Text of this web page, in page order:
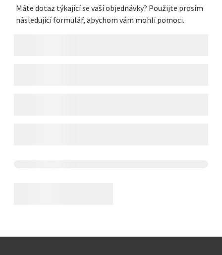
Máte dotaz týkající se vaší objednávky? Použijte prosím
následující formulář, abychom vám mohli pomoci.